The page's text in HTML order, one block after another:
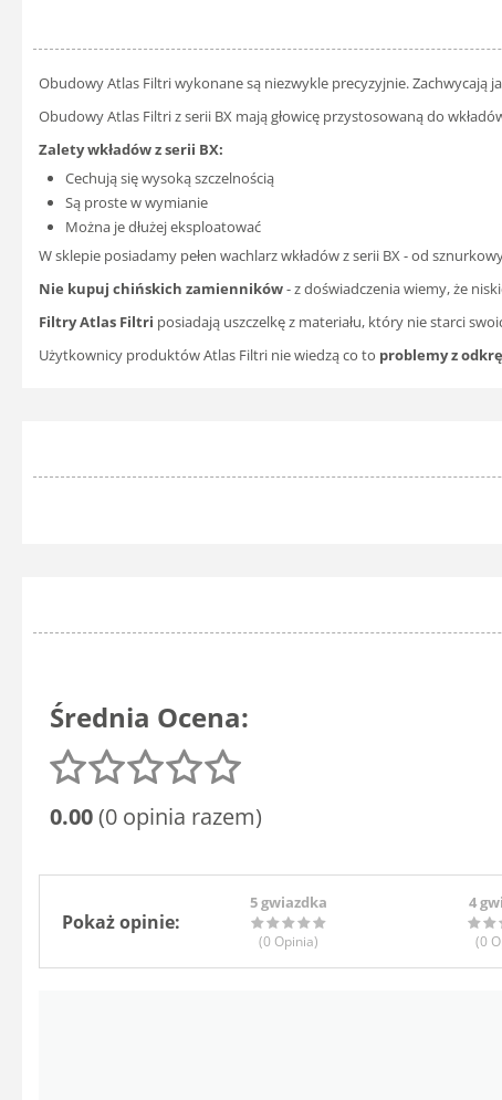
Obudowy Atlas Filtri wykonane są niezwykle precyzyjnie. Zachwycają
Obudowy Atlas Filtri z serii BX mają głowicę przystosowaną do
Zalety wkładów z serii BX:
Cechują się wysoką szczelnością
Są proste w wymianie
Można je dłużej eksploatować
W sklepie posiadamy pełen wachlarz wkładów z serii BX - od
Nie kupuj chińskich zamienników- z doświadczenia wiemy, że
Filtry Atlas Filtri posiadają uszczelkę z materiału, który nie starci
Użytkownicy produktów Atlas Filtri nie wiedzą co to problemy z
Średnia Ocena:
0.00(0 opinia razem)
Pokaż opinie:
5 gwiazdka
(0 Opinia)
4
(0